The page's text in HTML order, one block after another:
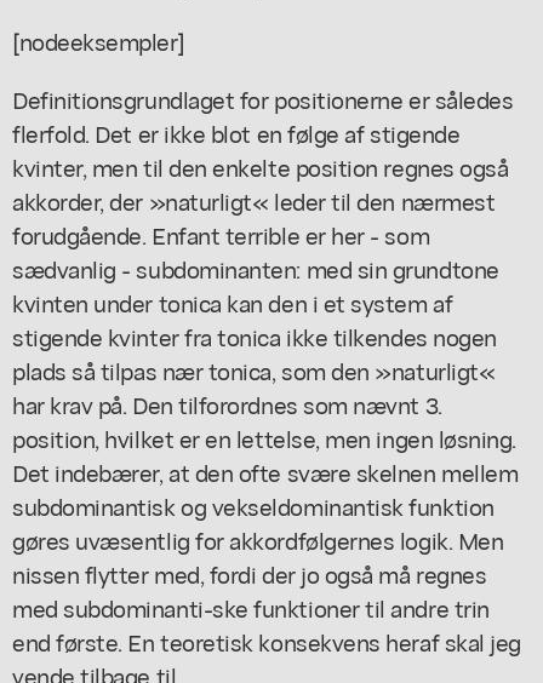
[nodeeksempler]
Definitionsgrundlaget for positionerne er således
flerfold. Det er ikke blot en følge af stigende
kvinter, men til den enkelte position regnes også
akkorder, der »naturligt« leder til den nærmest
forudgående. Enfant terrible er her - som
sædvanlig - subdominanten: med sin grundtone
kvinten under tonica kan den i et system af
stigende kvinter fra tonica ikke tilkendes nogen
plads så tilpas nær tonica, som den »naturligt«
har krav på. Den tilforordnes som nævnt 3.
position, hvilket er en lettelse, men ingen løsning.
Det indebærer, at den ofte svære skelnen mellem
subdominantisk og vekseldominantisk funktion
gøres uvæsentlig for akkordfølgernes logik. Men
nissen flytter med, fordi der jo også må regnes
med subdominanti-ske funktioner til andre trin
end første. En teoretisk konsekvens heraf skal jeg
vende tilbage til.